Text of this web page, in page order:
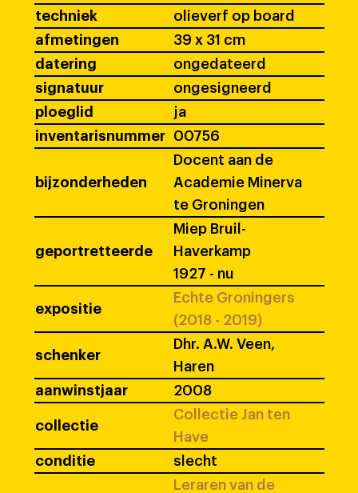
techniek
olieverf op board
afmetingen
39 x 31 cm
datering
ongedateerd
signatuur
ongesigneerd
ploeglid
ja
inventarisnummer
00756
bijzonderheden
Docent aan de
Academie Minerva
te Groningen
geportretteerde
Miep Bruil-
Haverkamp
1927 - nu
expositie
Echte Groningers
(2018 - 2019)
schenker
Dhr. A.W. Veen,
Haren
aanwinstjaar
2008
collectie
Collectie Jan ten
Have
conditie
slecht
Leraren van de